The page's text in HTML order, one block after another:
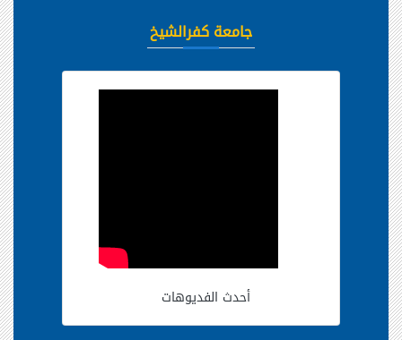
جامعة كفرالشيخ
أحدث الفديوهات